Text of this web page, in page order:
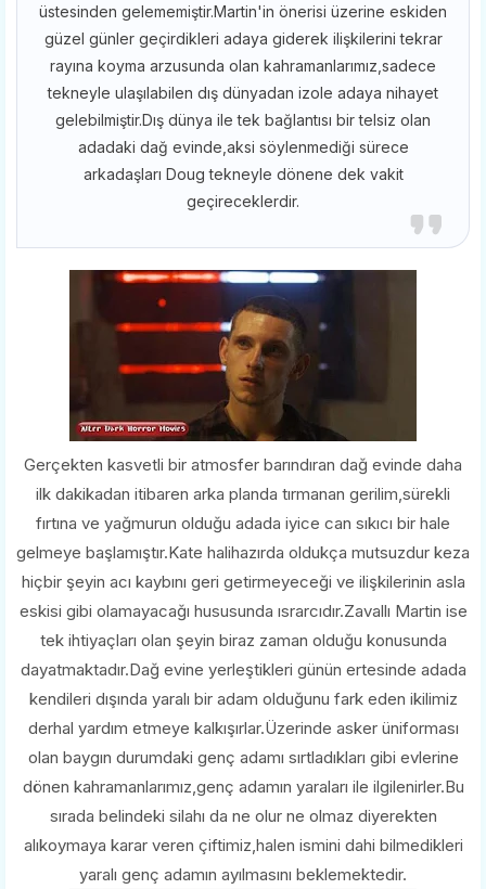
üstesinden gelememiştir.Martin'in önerisi üzerine eskiden
güzel günler geçirdikleri adaya giderek ilişkilerini tekrar
rayına koyma arzusunda olan kahramanlarımız,sadece
tekneyle ulaşılabilen dış dünyadan izole adaya nihayet
gelebilmiştir.Dış dünya ile tek bağlantısı bir telsiz olan
adadaki dağ evinde,aksi söylenmediği sürece
arkadaşları Doug tekneyle dönene dek vakit
geçireceklerdir.
Gerçekten kasvetli bir atmosfer barındıran dağ evinde daha
ilk dakikadan itibaren arka planda tırmanan gerilim,sürekli
fırtına ve yağmurun olduğu adada iyice can sıkıcı bir hale
gelmeye başlamıştır.Kate halihazırda oldukça mutsuzdur keza
hiçbir şeyin acı kaybını geri getirmeyeceği ve ilişkilerinin asla
eskisi gibi olamayacağı hususunda ısrarcıdır.Zavallı Martin ise
tek ihtiyaçları olan şeyin biraz zaman olduğu konusunda
dayatmaktadır.Dağ evine yerleştikleri günün ertesinde adada
kendileri dışında yaralı bir adam olduğunu fark eden ikilimiz
derhal yardım etmeye kalkışırlar.Üzerinde asker üniforması
olan baygın durumdaki genç adamı sırtladıkları gibi evlerine
dönen kahramanlarımız,genç adamın yaraları ile ilgilenirler.Bu
sırada belindeki silahı da ne olur ne olmaz diyerekten
alıkoymaya karar veren çiftimiz,halen ismini dahi bilmedikleri
yaralı genç adamın ayılmasını beklemektedir.